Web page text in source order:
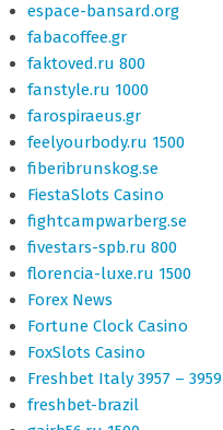
espace-bansard.org
fabacoffee.gr
faktoved.ru 800
fanstyle.ru 1000
farospiraeus.gr
feelyourbody.ru 1500
fiberibrunskog.se
FiestaSlots Casino
fightcampwarberg.se
fivestars-spb.ru 800
florencia-luxe.ru 1500
Forex News
Fortune Clock Casino
FoxSlots Casino
Freshbet Italy 3957 – 3959
freshbet-brazil